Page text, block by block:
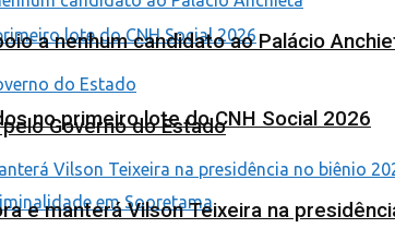
no primeiro lote do CNH Social 2026
a nenhum candidato ao Palácio
Governo do Estado
e manterá Vilson Teixeira na